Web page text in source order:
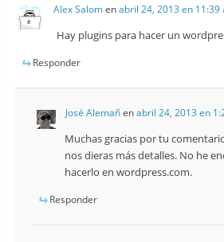
Alex Salomenabril 24, 2013 en 11:39
Hay plugins para hacer un
Responder
José Alemañenabril 24, 2013 en
Muchas gracias por tu
nos dieras más detalles. No he
hacerlo en wordpress.com.
Responder